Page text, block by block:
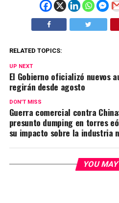
RELATED TOPICS:
UP NEXT
El Gobierno oficializó nuevos
regirán desde agosto
DON'T MISS
Guerra comercial contra
presunto dumping en torres
su impacto sobre la industria
YOU